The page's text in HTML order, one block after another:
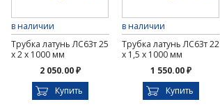
в наличии
Трубка латунь ЛС63т 25
х 2 х 1000 мм
2 050.00 ₽
Купить
в наличии
Трубка латунь ЛС63т 22
х 1,5 х 1000 мм
1 550.00 ₽
Купить